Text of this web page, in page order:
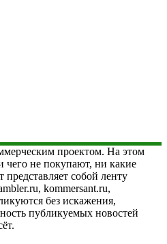
проектом. На этом
чего не покупают, ни какие
собой ленту
kommersant.ru,
без искажения,
публикуемых новостей